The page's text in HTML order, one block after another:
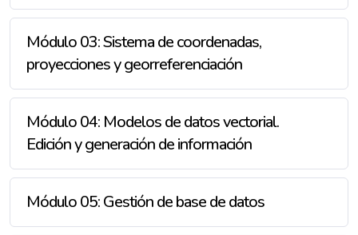
Módulo 03: Sistema de coordenadas,
proyecciones y georreferenciación
Módulo 04: Modelos de datos vectorial.
Edición y generación de información
Módulo 05: Gestión de base de datos